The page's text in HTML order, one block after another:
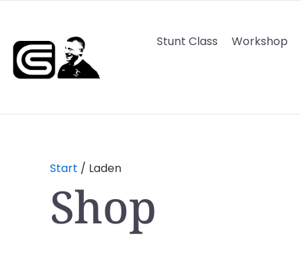
springen
Stunt Class Workshop
Start / Laden
Shop